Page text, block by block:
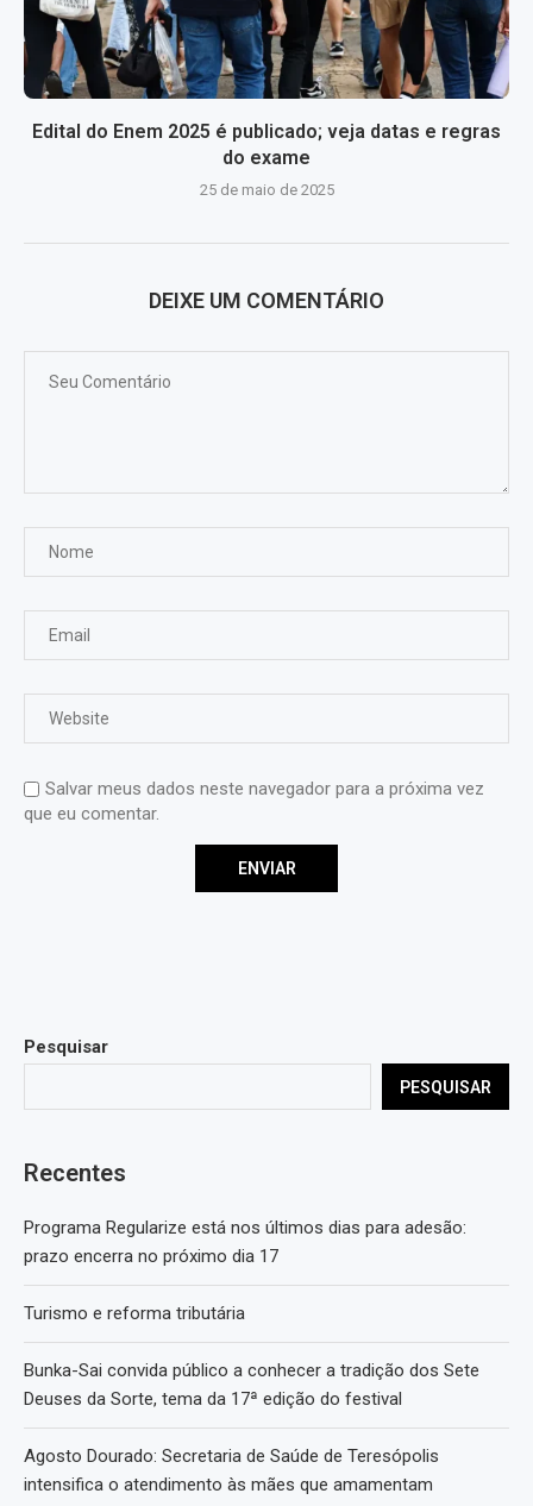
Edital do Enem 2025 é publicado; veja datas e regras
do exame
25 de maio de 2025
DEIXE UM COMENTÁRIO
Salvar meus dados neste navegador para a próxima vez
que eu comentar.
Pesquisar
PESQUISAR
Recentes
Programa Regularize está nos últimos dias para adesão:
prazo encerra no próximo dia 17
Turismo e reforma tributária
Bunka-Sai convida público a conhecer a tradição dos Sete
Deuses da Sorte, tema da 17ª edição do festival
Agosto Dourado: Secretaria de Saúde de Teresópolis
intensifica o atendimento às mães que amamentam